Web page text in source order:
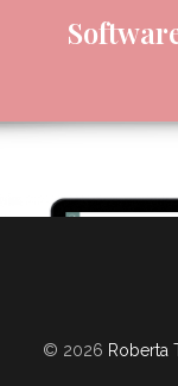
© 2026 Roberta